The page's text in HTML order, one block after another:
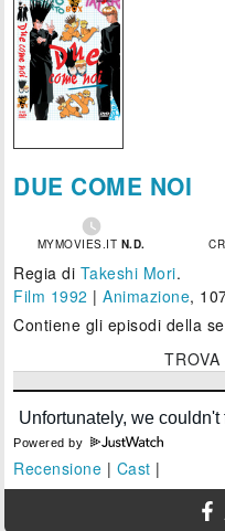
DUE COME NOI

MYMOVIES.IT N.D.
Regia di Takeshi Mori.
Film 1992 |Animazione,
Contiene gli episodi della
TROVA
Powered by
Recensione | Cast |